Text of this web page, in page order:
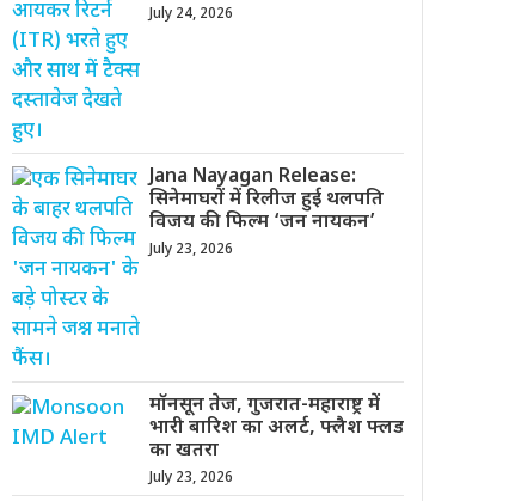
July 24, 2026
Jana Nayagan Release:
सिनेमाघरों में रिलीज हुई थलपति
विजय की फिल्म ‘जन नायकन’
July 23, 2026
मॉनसून तेज, गुजरात-महाराष्ट्र में
भारी बारिश का अलर्ट, फ्लैश फ्लड
का खतरा
July 23, 2026